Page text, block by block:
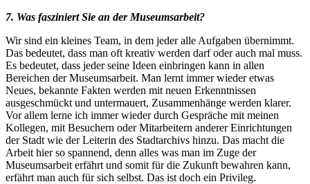
7. Was fasziniert Sie an der Museumsarbeit?
Wir sind ein kleines Team, in dem jeder alle Aufgaben übernimmt.
Das bedeutet, dass man oft kreativ werden darf oder auch mal muss.
Es bedeutet, dass jeder seine Ideen einbringen kann in allen
Bereichen der Museumsarbeit. Man lernt immer wieder etwas
Neues, bekannte Fakten werden mit neuen Erkenntnissen
ausgeschmückt und untermauert, Zusammenhänge werden klarer.
Vor allem lerne ich immer wieder durch Gespräche mit meinen
Kollegen, mit Besuchern oder Mitarbeitern anderer Einrichtungen
der Stadt wie der Leiterin des Stadtarchivs hinzu. Das macht die
Arbeit hier so spannend, denn alles was man im Zuge der
Museumsarbeit erfährt und somit für die Zukunft bewahren kann,
erfährt man auch für sich selbst. Das ist doch ein Privileg.